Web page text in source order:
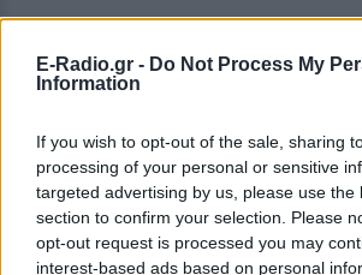
E-Radio.gr - Do Not Process My
Information
If you wish to opt-out of the sale, sharing
processing of your personal or sensitive
targeted advertising by us, please use the
section to confirm your selection. Please
opt-out request is processed you may
interest-based ads based on personal